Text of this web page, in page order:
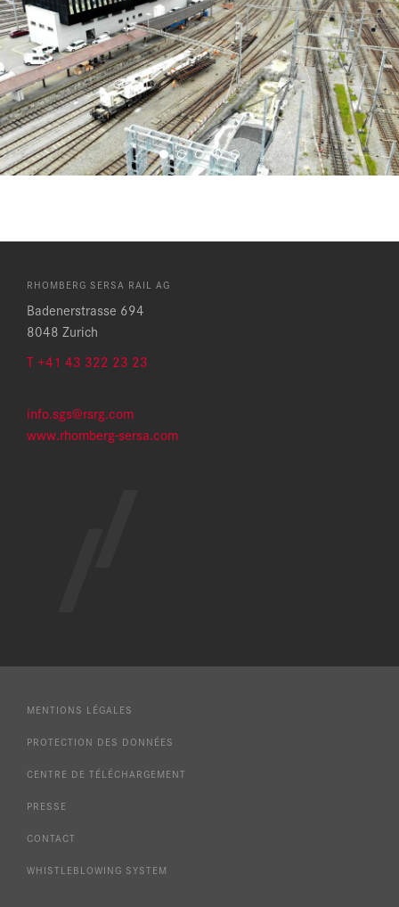
RHOMBERG SERSA RAIL AG
Badenerstrasse 694
8048 Zurich
T +41 43 322 23 23
info.sgs@rsrg.com
www.rhomberg-sersa.com
MENTIONS LÉGALES
PROTECTION DES DONNÉES
CENTRE DE TÉLÉCHARGEMENT
PRESSE
CONTACT
WHISTLEBLOWING SYSTEM